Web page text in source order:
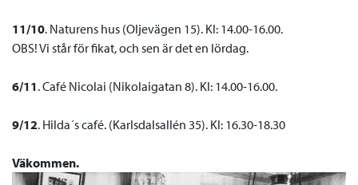
11/10. Naturens hus (Oljevägen 15). Kl: 14.00-16.00.
OBS! Vi står för fikat, och sen är det en lördag.
6/11. Café Nicolai (Nikolaigatan 8). Kl: 14.00-16.00.
9/12. Hilda´s café. (Karlsdalsallén 35). Kl: 16.30-18.30
Väkommen.